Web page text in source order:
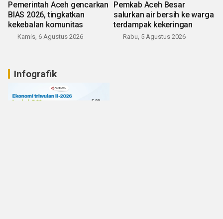
Pemerintah Aceh gencarkan
BIAS 2026, tingkatkan
kekebalan komunitas
Kamis, 6 Agustus 2026
Pemkab Aceh Besar
salurkan air bersih ke warga
terdampak kekeringan
Rabu, 5 Agustus 2026
Infografik